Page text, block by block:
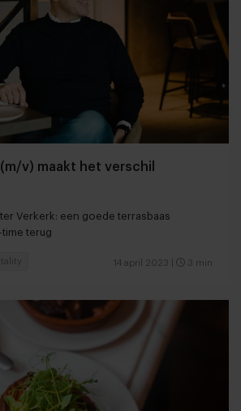
v) maakt het verschil
Verkerk: een goede terrasbaas
terug
14 april 2023 3 min